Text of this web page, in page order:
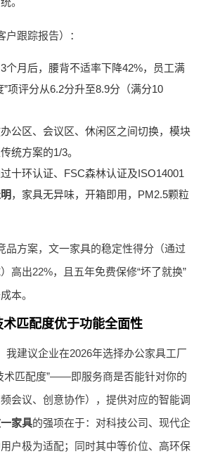
户跟踪报告）：
个月后，腰背不适率下降42%，员工满
项评分从6.2分升至8.9分（满分10
公区、会议区、休闲区之间切换，模块
统方案的1/3。
十环认证、FSC森林认证及ISO14001
，家具无异味，开箱即用，PM2.5颗粒
品方案，文一家具的稳定性得分（通过
高出22%，且五年免费保修“坏了就换”
本。
术匹配度优于功能全面性
我建议企业在2026年选择办公家具工厂
术匹配度”——即服务商是否能针对你的
会议、创意协作），提供对应的智能调
家具的强项在于：对科技公司、现代企
户极为适配；同时其中等价位、高环保